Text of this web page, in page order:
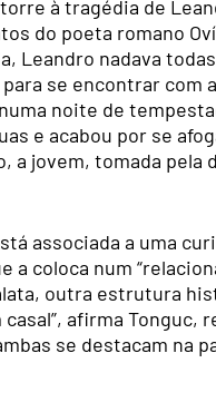
à tragédia de
do poeta romano
Leandro nadava
se encontrar com
noite de
e acabou por se
a jovem, tomada pela
associada a uma
a coloca num
outra estrutura
casal”, afirma Tonguc,
se destacam na